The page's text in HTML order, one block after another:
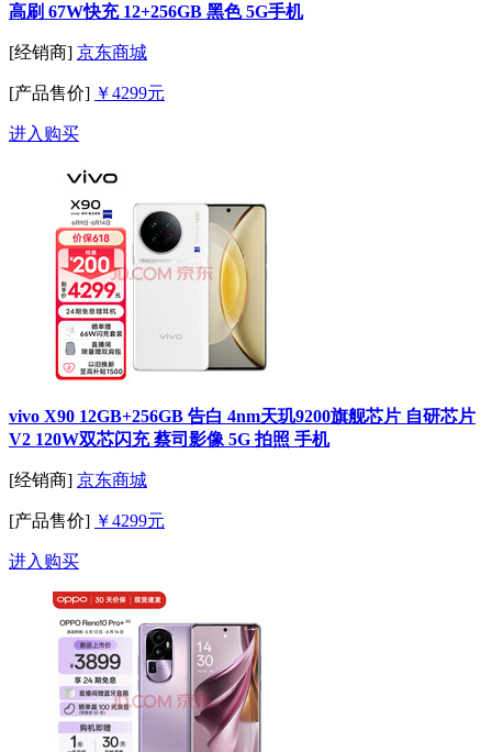
高刷 67W快充 12+256GB 黑色 5G手机
[经销商] 京东商城
[产品售价] ￥4299元
进入购买
vivo X90 12GB+256GB 告白 4nm天玑9200旗舰芯片 自研芯片
V2 120W双芯闪充 蔡司影像 5G 拍照 手机
[经销商] 京东商城
[产品售价] ￥4299元
进入购买